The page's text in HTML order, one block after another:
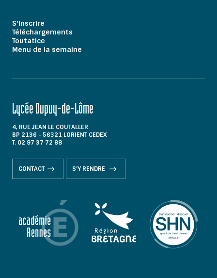
S'inscrire
Téléchargements
Toutatice
Menu de la semaine
Lycée Dupuy-de-Lôme
4, RUE JEAN LE COUTALLER
BP 2136 - 56321 LORIENT CEDEX
T. 02 97 37 72 88
CONTACT S'Y RENDRE